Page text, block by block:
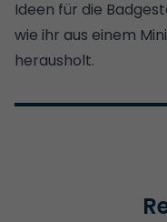
Ideen für die
wie ihr aus einem
herausholt.